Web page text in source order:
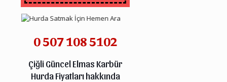
0 507 108 5102
Çiğli Güncel Elmas Karbür
Hurda Fiyatları hakkında